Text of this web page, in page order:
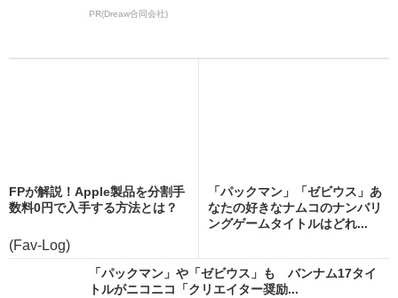
PR(Dreaw合同会社)
FPが解説！Apple製品を分割手
数料0円で入手する方法とは？
(Fav-Log)
「パックマン」「ゼビウス」あ
なたの好きなナムコのナンバリ
ングゲームタイトルはどれ...
「パックマン」や「ゼビウス」も バンナム17タイ
トルがニコニコ「クリエイター奨励...